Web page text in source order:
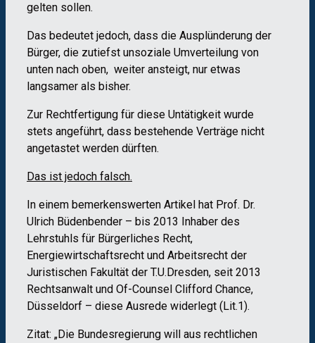
gelten sollen.
Das bedeutet jedoch, dass die Ausplünderung der
Bürger, die zutiefst unsoziale Umverteilung von
unten nach oben, weiter ansteigt, nur etwas
langsamer als bisher.
Zur Rechtfertigung für diese Untätigkeit wurde
stets angeführt, dass bestehende Verträge nicht
angetastet werden dürften.
Das ist jedoch falsch.
In einem bemerkenswerten Artikel hat Prof. Dr.
Ulrich Büdenbender – bis 2013 Inhaber des
Lehrstuhls für Bürgerliches Recht,
Energiewirtschaftsrecht und Arbeitsrecht der
Juristischen Fakultät der T.U.Dresden, seit 2013
Rechtsanwalt und Of-Counsel Clifford Chance,
Düsseldorf – diese Ausrede widerlegt (Lit.1).
Zitat: „Die Bundesregierung will aus rechtlichen